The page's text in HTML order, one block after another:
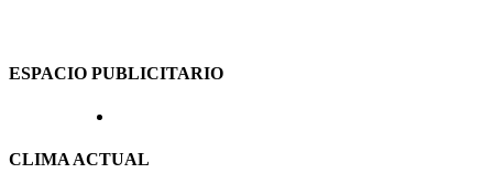
ESPACIO PUBLICITARIO
CLIMA ACTUAL